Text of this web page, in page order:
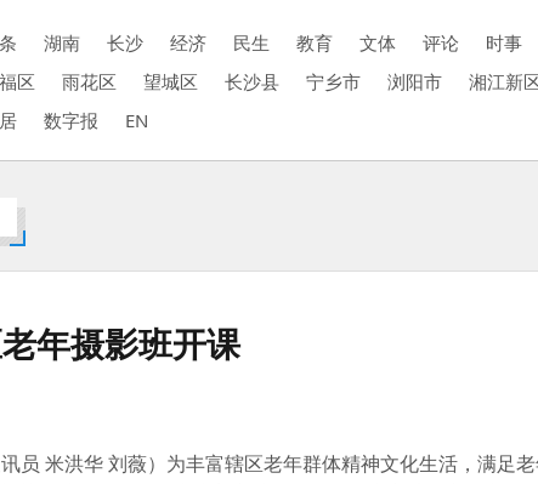
湖南 长沙 经济 民生 教育 文体 评论 时事
区
雨花区 望城区 长沙县 宁乡市 浏阳市 湘江新
数字报 EN
年摄影班开课
员 米洪华 刘薇）为丰富辖区老年群体精神文化生活，满足